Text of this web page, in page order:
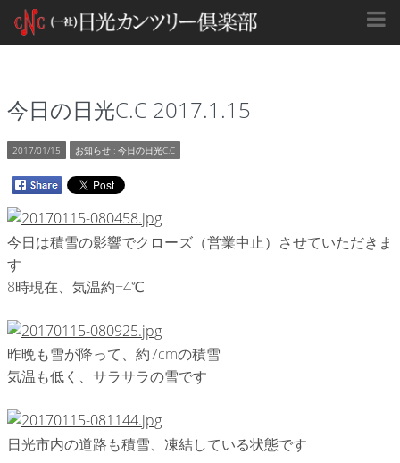
今日の日光C.C 2017.1.15
2017/01/15 お知らせ : 今日の日光C.C
今日は積雪の影響でクローズ（営業中止）させていただきま
す
8時現在、気温約−4℃
昨晩も雪が降って、約7cmの積雪
気温も低く、サラサラの雪です
日光市内の道路も積雪、凍結している状態です